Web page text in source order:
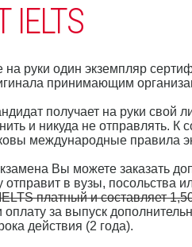
руки один экземпляр
принимающим
получает на руки свой
и никуда не отправлять. К
международные правила
Вы можете заказать
в вузы, посольства
платный и составляет
за выпуск
действия (2 года).